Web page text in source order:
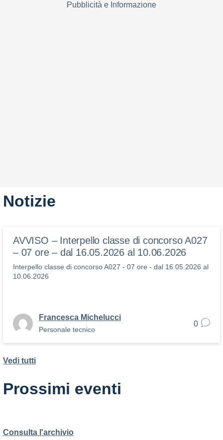
Pubblicità e Informazione
Notizie
AVVISO – Interpello classe di concorso A027
– 07 ore – dal 16.05.2026 al 10.06.2026
Interpello classe di concorso A027 - 07 ore - dal 16.05.2026 al
10.06.2026
Francesca Michelucci
Personale tecnico
0
Vedi tutti
Prossimi eventi
Consulta l'archivio